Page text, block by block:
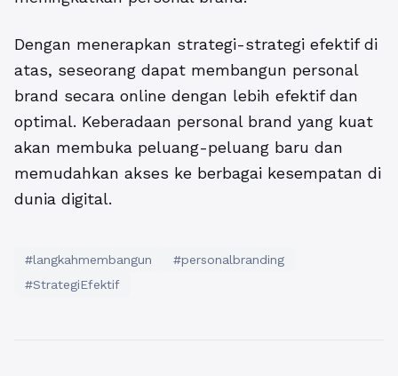
Dengan menerapkan strategi-strategi efektif di
atas, seseorang dapat membangun personal
brand secara online dengan lebih efektif dan
optimal. Keberadaan personal brand yang kuat
akan membuka peluang-peluang baru dan
memudahkan akses ke berbagai kesempatan di
dunia digital.
#langkahmembangun
#personalbranding
#StrategiEfektif